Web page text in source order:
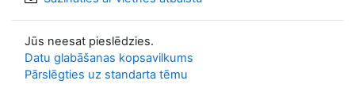
Jūs neesat pieslēdzies.
Datu glabāšanas kopsavilkums
Pārslēgties uz standarta tēmu